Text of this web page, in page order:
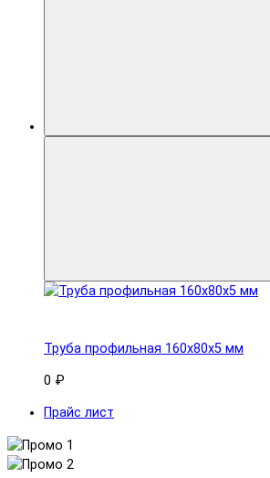
Труба профильная 160x80х5 мм
0 ₽
Прайс лист